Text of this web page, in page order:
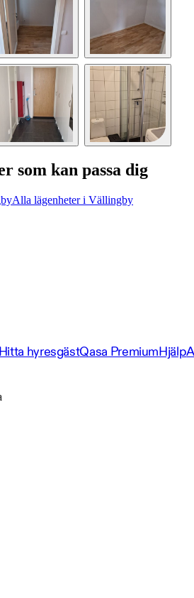
som kan passa dig
Alla lägenheter i Vällingby
Hitta hyresgästQasa PremiumHjälp